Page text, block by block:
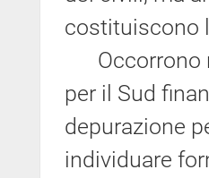
costituiscono
Occorrono
per il Sud
depurazione
individuare